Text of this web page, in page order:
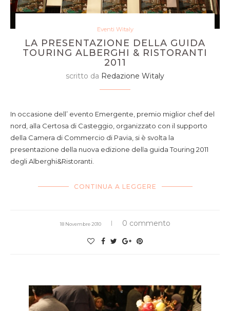
Eventi Witaly
LA PRESENTAZIONE DELLA GUIDA
TOURING ALBERGHI & RISTORANTI
2011
scritto da Redazione Witaly
In occasione dell’ evento Emergente, premio miglior chef del
nord, alla Certosa di Casteggio, organizzato con il supporto
della Camera di Commercio di Pavia, si è svolta la
presentazione della nuova edizione della guida Touring 2011
degli Alberghi&Ristoranti.
CONTINUA A LEGGERE
18 Novembre 2010 0 commento